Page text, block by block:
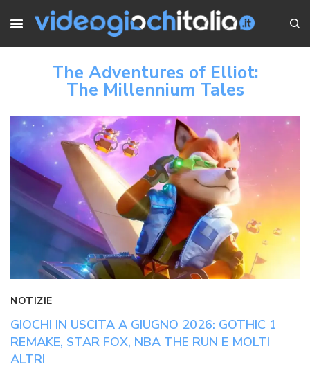
The Adventures of Elliot:
The Millennium Tales
NOTIZIE
GIOCHI IN USCITA A GIUGNO 2026: GOTHIC 1
REMAKE, STAR FOX, NBA THE RUN E MOLTI
ALTRI